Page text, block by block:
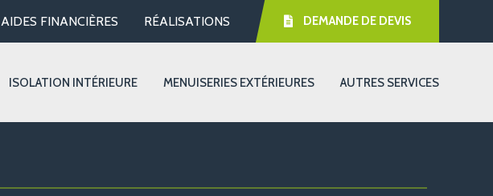
AIDES FINANCIÈRES RÉALISATIONS DEMANDE DE DEVIS
ISOLATION INTÉRIEURE MENUISERIES EXTÉRIEURES AUTRES SERVICES